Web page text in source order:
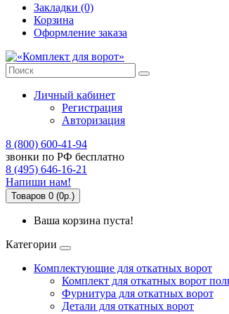
Закладки (0)
Корзина
Оформление заказа
Личный кабинет
Регистрация
Авторизация
8 (800) 600-41-94
звонки по РФ бесплатно
8 (495) 646-16-21
Напиши нам!
Товаров 0 (0р.)
Ваша корзина пуста!
Категории
Комплектующие для откатных ворот
Комплект для откатных ворот
Фурнитура для откатных ворот
Детали для откатных ворот